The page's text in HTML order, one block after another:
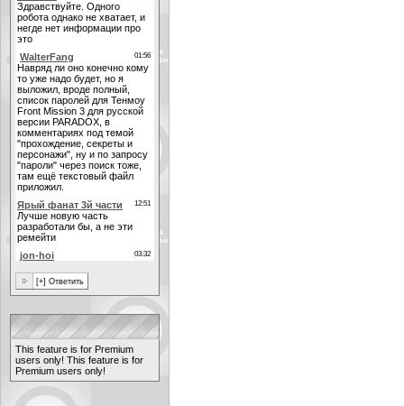
This feature is for Premium
users only! This feature is for
Premium users only!